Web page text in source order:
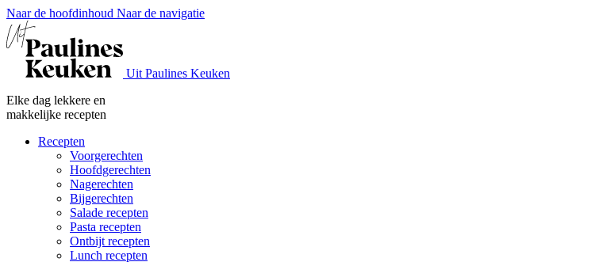
Naar de hoofdinhoud Naar de navigatie
Uit Paulines Keuken
Elke dag lekkere en
makkelijke recepten
Recepten
Voorgerechten
Hoofdgerechten
Nagerechten
Bijgerechten
Salade recepten
Pasta recepten
Ontbijt recepten
Lunch recepten